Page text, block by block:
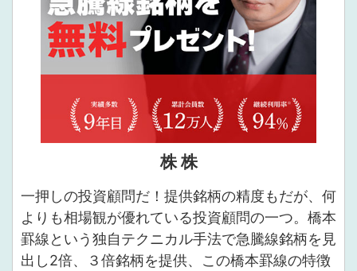
株 株
一押しの投資顧問だ！提供銘柄の精度もだが、何
よりも相場観が優れている投資顧問の一つ。橋本
罫線という独自テクニカル手法で急騰線銘柄を見
出し2倍、３倍銘柄を提供、この橋本罫線の特徴